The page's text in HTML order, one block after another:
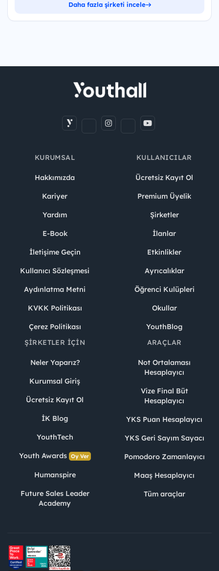
Daha fazla şirketi incele
KURUMSAL
Hakkımızda
Kariyer
Yardım
E-Book
İletişime Geçin
Kullanıcı Sözleşmesi
Aydınlatma Metni
KVKK Politikası
Çerez Politikası
KULLANICILAR
Ücretsiz Kayıt Ol
Premium Üyelik
Şirketler
İlanlar
Etkinlikler
Ayrıcalıklar
Öğrenci Kulüpleri
Okullar
YouthBlog
ŞIRKETLER İÇIN
Neler Yaparız?
Kurumsal Giriş
Ücretsiz Kayıt Ol
İK Blog
YouthTech
Youth Awards Oy Ver
Humanspire
Future Sales Leader
Academy
ARAÇLAR
Not Ortalaması
Hesaplayıcı
Vize Final Büt
Hesaplayıcı
YKS Puan Hesaplayıcı
YKS Geri Sayım Sayacı
Pomodoro Zamanlayıcı
Maaş Hesaplayıcı
Tüm araçlar